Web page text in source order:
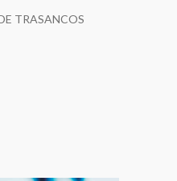
TRASANCOS